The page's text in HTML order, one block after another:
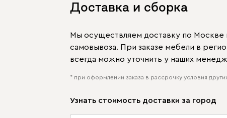
Доставка и сборка
Мы осуществляем доставку по Москве
самовывоза. При заказе мебели в
всегда можно уточнить у наших
* при оформлении заказа в рассрочку условия
Узнать стоимость доставки за город